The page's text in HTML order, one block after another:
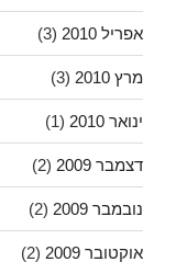
אפריל 2010 (3)
מרץ 2010 (3)
ינואר 2010 (1)
דצמבר 2009 (2)
נובמבר 2009 (2)
אוקטובר 2009 (2)